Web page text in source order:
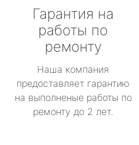
Гарантия на
работы по
ремонту
Наша компания
предоставляет гарантию
на выполненые работы по
ремонту до 2 лет.